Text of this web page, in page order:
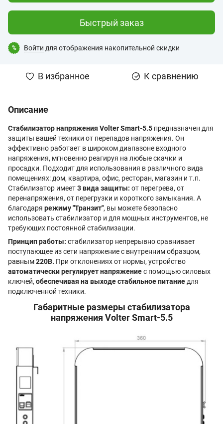
Быстрый заказ
% Войти для отображения накопительной скидки
В избранное К сравнению
Описание
Стабилизатор напряжения Volter Smart-5.5 предназначен для
защиты вашей техники от перепадов напряжения. Он
эффективно работает в широком диапазоне входного
напряжения, мгновенно реагируя на любые скачки и
просадки. Подходит для использования в различного вида
помещениях: дом, квартира, офис, ресторан, магазин и т.п.
Стабилизатор имеет3 вида защиты: от перегрева, от
перенапряжения, от перегрузки и короткого замыкания. А
благодаря режиму "Транзит", вы можете безопасно
использовать стабилизатор и для мощных инструментов, не
требующих постоянной стабилизации.
Принцип работы: стабилизатор непрерывно сравнивает
поступающее из сети напряжение с внутренним образцом,
равным220В. При отклонениях от нормы, устройство
автоматически регулирует напряжениес помощью силовых
ключей, обеспечивая на выходе стабильное питание для
подключенной техники.
Габаритные размеры стабилизатора
напряжения Volter Smart-5.5